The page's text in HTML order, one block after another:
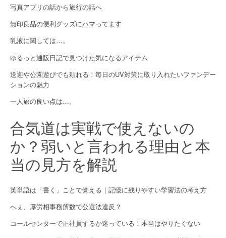
i
g
a
t
i
o
n
写真アプリの話から旅行の話へ
無印良品の便利グッズにハマってます
乳液に関しては…。
ゆるっと通販日記で見つけた気になるアイテム
送迎や公園遊びでも頼れる！毎日のUV対策に取り入れたいファンデー
ションの魅力
一人旅の良い点は…。
合気道は実戦で使えないの
か？弱いと言われる理由と本
当の見方を解説
英単語は「書く」ことで覚える｜記憶に残りやすい学習法の考え方
へぇ、厚労相事務所数で公選法違反？
コールセンターで正社員するか迷っている！本当はやりたくない